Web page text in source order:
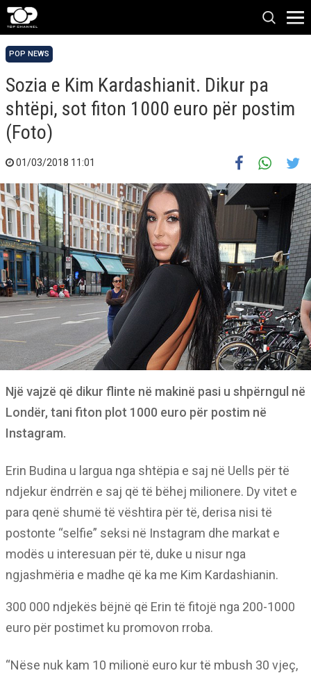
POP NEWS
Sozia e Kim Kardashianit. Dikur pa
shtëpi, sot fiton 1000 euro për postim
(Foto)
01/03/2018 11:01
Një vajzë që dikur flinte në makinë pasi u shpërngul në
Londër, tani fiton plot 1000 euro për postim në
Instagram.
Erin Budina u largua nga shtëpia e saj në Uells për të
ndjekur ëndrrën e saj që të bëhej milionere. Dy vitet e
para qenë shumë të vështira për të, derisa nisi të
postonte “selfie” seksi në Instagram dhe markat e
modës u interesuan për të, duke u nisur nga
ngjashmëria e madhe që ka me Kim Kardashianin.
300 000 ndjekës bëjnë që Erin të fitojë nga 200-1000
euro për postimet ku promovon rroba.
“Nëse nuk kam 10 milionë euro kur të mbush 30 vjeç,